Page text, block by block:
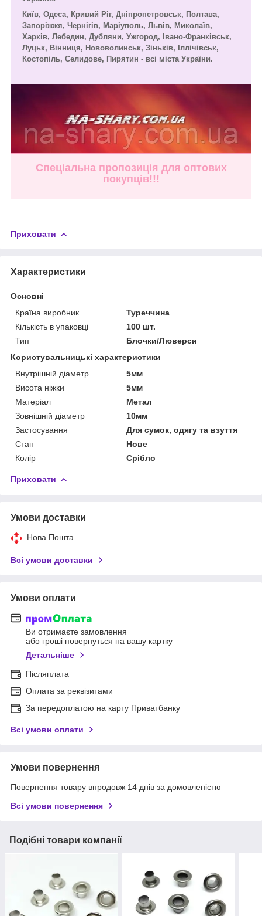
Київ, Одеса, Кривий Ріг, Дніпропетровськ, Полтава,
Запоріжжя, Чернігів, Маріуполь, Львів, Миколаїв,
Харків, Лебедин, Дубляни, Ужгород, Івано-Франківськ,
Луцьк, Вінниця, Нововолинськ, Зіньків, Іллічівськ,
Костопіль, Селидове, Пирятин - всі міста України.
Спеціальна пропозиція для оптових
покупців!!!
Приховати
Характеристики
Основні
Країна виробник
Туреччина
Кількість в упаковці
100 шт.
Тип
Блочки/Люверси
Користувальницькі характеристики
Внутрішній діаметр
5мм
Висота ніжки
5мм
Матеріал
Метал
Зовнішній діаметр
10мм
Застосування
Для сумок, одягу та взуття
Стан
Нове
Колір
Срібло
Приховати
Умови доставки
Нова Пошта
Всі умови доставки
Умови оплати
Ви отримаєте замовлення
або гроші повернуться на вашу картку
Детальніше
Післяплата
Оплата за реквізитами
За передоплатою на карту Приватбанку
Всі умови оплати
Умови повернення
Повернення товару впродовж 14 днів за домовленістю
Всі умови повернення
Подібні товари компанії